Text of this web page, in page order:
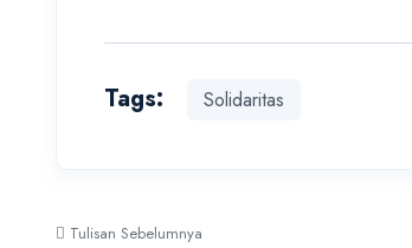
Tags: Solidaritas
Tulisan Sebelumnya